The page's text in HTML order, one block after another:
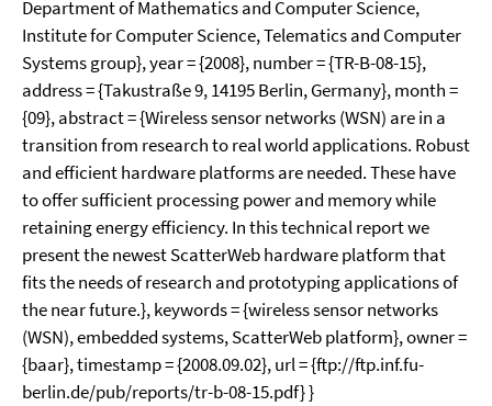
Department of Mathematics and Computer Science,
Institute for Computer Science, Telematics and Computer
Systems group}, year = {2008}, number = {TR-B-08-15},
address = {Takustraße 9, 14195 Berlin, Germany}, month =
{09}, abstract = {Wireless sensor networks (WSN) are in a
transition from research to real world applications. Robust
and efficient hardware platforms are needed. These have
to offer sufficient processing power and memory while
retaining energy efficiency. In this technical report we
present the newest ScatterWeb hardware platform that
fits the needs of research and prototyping applications of
the near future.}, keywords = {wireless sensor networks
(WSN), embedded systems, ScatterWeb platform}, owner =
{baar}, timestamp = {2008.09.02}, url = {ftp://ftp.inf.fu-
berlin.de/pub/reports/tr-b-08-15.pdf} }